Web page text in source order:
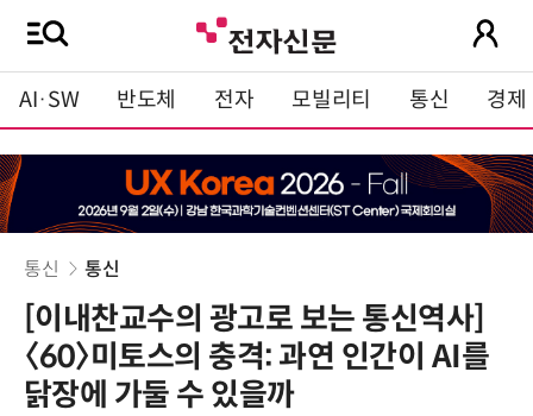
AI·SW 반도체 전자 모빌리티 통신 경제
통신 통신
[이내찬교수의 광고로 보는 통신역사]
〈60〉미토스의 충격: 과연 인간이 AI를
닭장에 가둘 수 있을까